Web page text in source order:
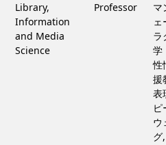
Library,
Information
and Media
Science
Professor
マ
ェ
ラ
学
性
援
表
ピ
ウ
グ